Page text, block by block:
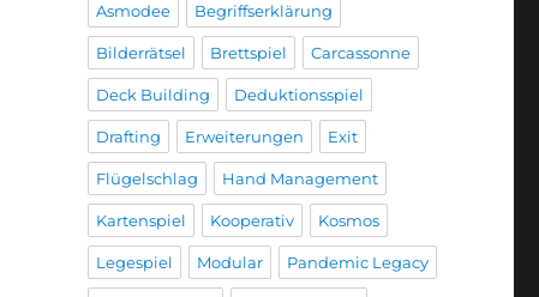
Asmodee Begriffserklärung
Bilderrätsel Brettspiel Carcassonne
Deck Building Deduktionsspiel
Drafting Erweiterungen Exit
Flügelschlag Hand Management
Kartenspiel Kooperativ Kosmos
Legespiel Modular Pandemic Legacy